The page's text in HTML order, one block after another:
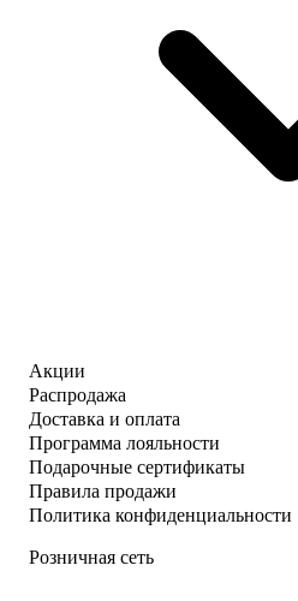
Акции
Распродажа
Доставка и оплата
Программа лояльности
Подарочные сертификаты
Правила продажи
Политика конфиденциальности
Розничная сеть